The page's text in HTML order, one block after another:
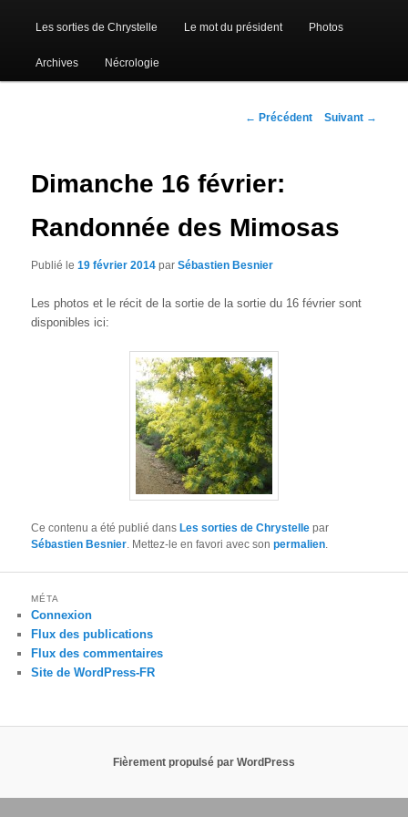
Les sorties de Chrystelle Le mot du président Photos
Archives Nécrologie
Navigation
← Précédent Suivant →
Dimanche 16 février:
Randonnée des Mimosas
Publié le19 février 2014 parSébastien Besnier
Les photos et le récit de la sortie de la sortie du 16 février sont
disponibles ici:
Ce contenu a été publié dansLes sorties de Chrystelle par
Sébastien Besnier . Mettez-le en favori avec sonpermalien
MÉTA
Connexion
Flux des publications
Flux des commentaires
Site de WordPress-FR
Fièrement propulsé par WordPress